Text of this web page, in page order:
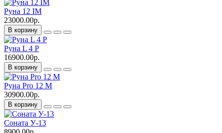
Руна 12 IM
23000.00р.
В корзину
Руна L 4 P
16900.00р.
В корзину
Руна Pro 12 M
30900.00р.
В корзину
Соната У-13